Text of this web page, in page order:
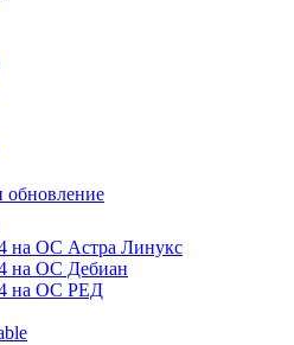
обновление
на ОС Астра Линукс
на ОС Дебиан
на ОС РЕД